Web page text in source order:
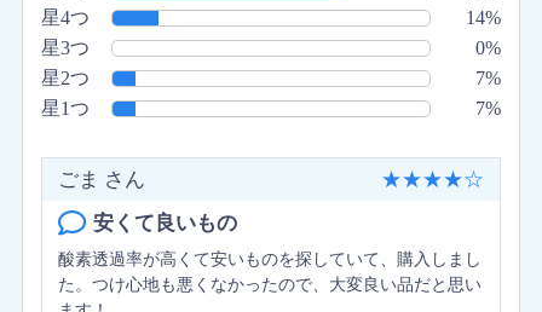
星4つ
14%
星3つ
0%
星2つ
7%
星1つ
7%
ごま さん ★★★★☆
安くて良いもの
酸素透過率が高くて安いものを探していて、購入しまし
た。つけ心地も悪くなかったので、大変良い品だと思い